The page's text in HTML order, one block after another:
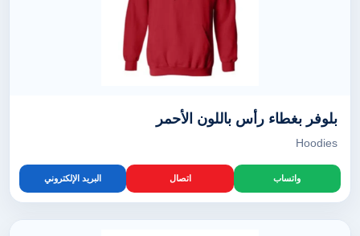
بلوفر بغطاء رأس باللون الأحمر
Hoodies
واتساب اتصال البريد الإلكتروني